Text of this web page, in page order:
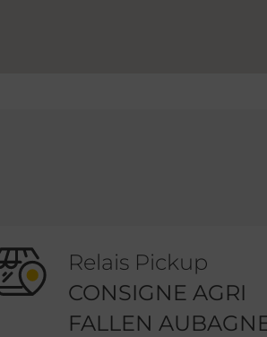
Relais Pickup
CONSIGNE AGRI
FALLEN